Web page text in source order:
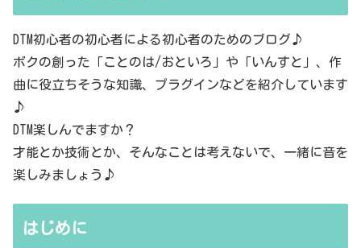
DTM初心者の初心者による初心者のためのブログ♪
ボクの創った「ことのは/おといろ」や「いんすと」、作
曲に役立ちそうな知識、プラグインなどを紹介しています
♪
DTM楽しんでますか？
才能とか技術とか、そんなことは考えないで、一緒に音を
楽しみましょう♪
はじめに